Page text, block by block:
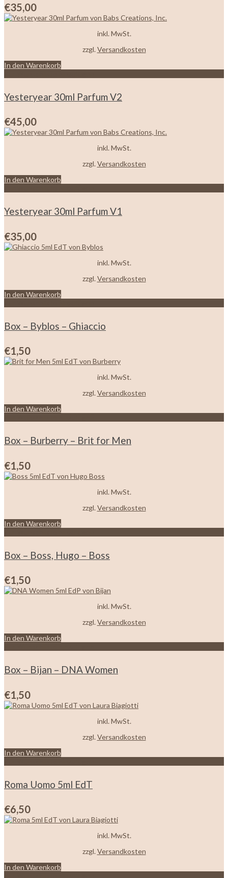
€35,00
inkl. MwSt.
zzgl. Versandkosten
In den Warenkorb
Yesteryear 30ml Parfum V2
€45,00
inkl. MwSt.
zzgl. Versandkosten
In den Warenkorb
Yesteryear 30ml Parfum V1
€35,00
inkl. MwSt.
zzgl. Versandkosten
In den Warenkorb
Box – Byblos – Ghiaccio
€1,50
inkl. MwSt.
zzgl. Versandkosten
In den Warenkorb
Box – Burberry – Brit for Men
€1,50
inkl. MwSt.
zzgl. Versandkosten
In den Warenkorb
Box – Boss, Hugo – Boss
€1,50
inkl. MwSt.
zzgl. Versandkosten
In den Warenkorb
Box – Bijan – DNA Women
€1,50
inkl. MwSt.
zzgl. Versandkosten
In den Warenkorb
Roma Uomo 5ml EdT
€6,50
inkl. MwSt.
zzgl. Versandkosten
In den Warenkorb